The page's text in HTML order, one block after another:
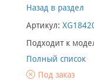
Назад в раздел
Артикул:
Подходит к
Полный список
Под заказ